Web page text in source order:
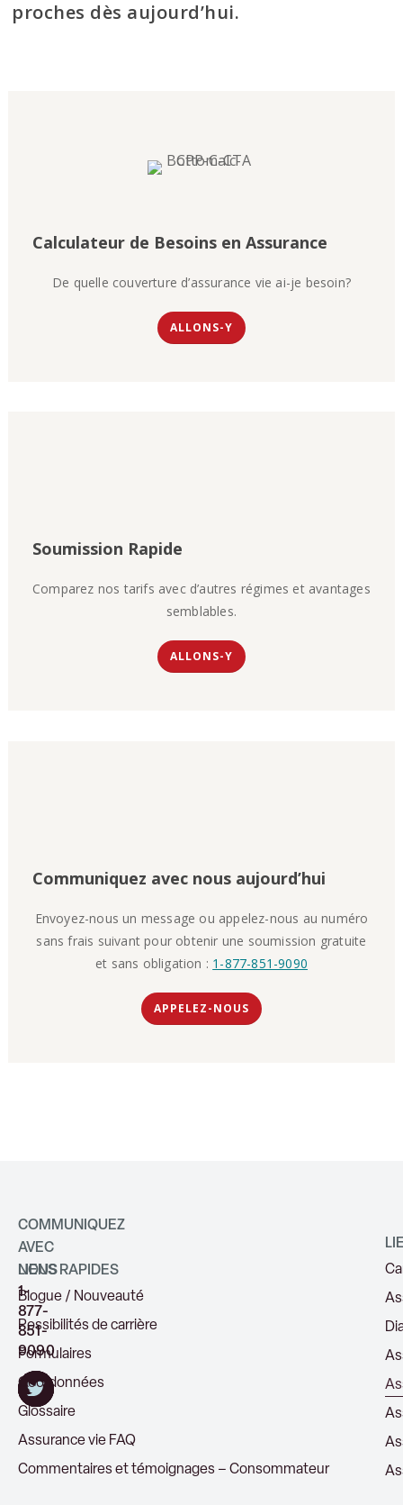
proches dès aujourd’hui.
Calculateur de Besoins en Assurance
De quelle couverture d’assurance vie ai-je besoin?
ALLONS-Y
Soumission Rapide
Comparez nos tarifs avec d’autres régimes et avantages
semblables.
ALLONS-Y
Communiquez avec nous aujourd’hui
Envoyez-nous un message ou appelez-nous au numéro
sans frais suivant pour obtenir une soumission gratuite
et sans obligation : 1-877-851-9090
APPELEZ-NOUS
COMMUNIQUEZ
AVEC
NOUS
1-
877-
851-
9090
LIENS RAPIDES
Blogue / Nouveauté
Possibilités de carrière
Formulaires
Coordonnées
Glossaire
Assurance vie FAQ
Commentaires et témoignages – Consommateur